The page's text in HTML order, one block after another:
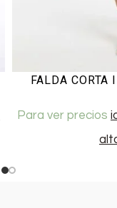
FALDA CORTA
Para ver precios